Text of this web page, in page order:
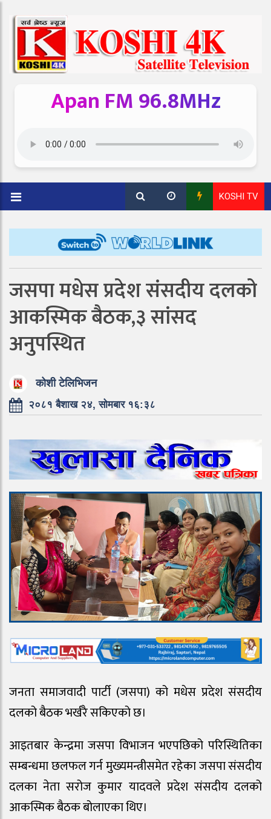
Apan FM 96.8MHz
KOSHI TV
जसपा मधेस प्रदेश संसदीय दलको
आकस्मिक बैठक,३ सांसद
अनुपस्थित
कोशी टेलिभिजन
२०८१ बैशाख २४, सोमबार १६:३८
जनता समाजवादी पार्टी (जसपा) को मधेस प्रदेश संसदीय
दलको बैठक भर्खरै सकिएको छ।
आइतबार केन्द्रमा जसपा विभाजन भएपछिको परिस्थितिका
सम्बन्धमा छलफल गर्न मुख्यमन्त्रीसमेत रहेका जसपा संसदीय
दलका नेता सरोज कुमार यादवले प्रदेश संसदीय दलको
आकस्मिक बैठक बोलाएका थिए।